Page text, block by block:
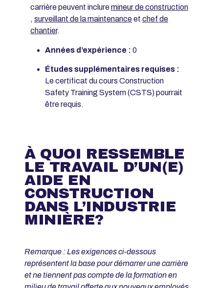
carrière peuvent incluremineur de construction
, surveillant de la maintenanceet chef de
chantier.
Années d’expérience : 0
Études supplémentaires requises :
Le certificat du cours Construction
Safety Training System (CSTS) pourrait
être requis.
À QUOI RESSEMBLE
LE TRAVAIL D’UN(E)
AIDE EN
CONSTRUCTION
DANS L’INDUSTRIE
MINIÈRE?
Remarque : Les exigences ci-dessous
représentent la base pour démarrer une carrière
et ne tiennent pas compte de la formation en